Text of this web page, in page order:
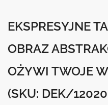
EKSPRESYJNE
OBRAZ
OŻYWI TWOJE
(SKU: DEK/